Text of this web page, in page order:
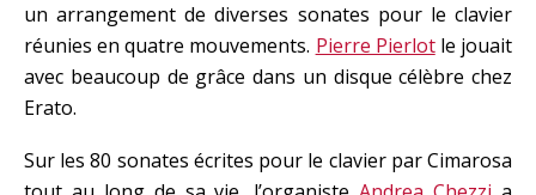
un arrangement de diverses sonates pour le clavier
réunies en quatre mouvements. Pierre Pierlotle jouait
avec beaucoup de grâce dans un disque célèbre chez
Erato.
Sur les 80 sonates écrites pour le clavier par Cimarosa